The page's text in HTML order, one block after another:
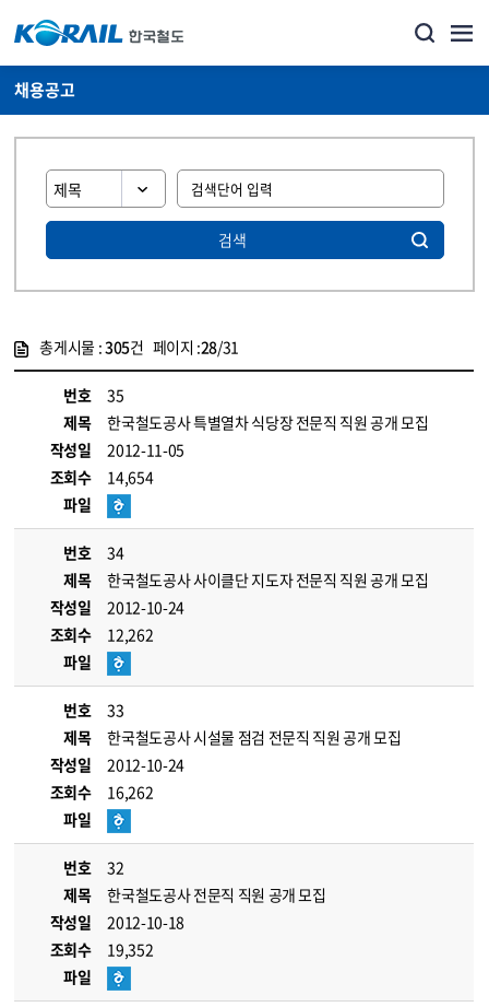
채용공고
검색
총게시물 :305건 페이지 :28/31
번호
35
제목
한국철도공사 특별열차 식당장 전문직 직원 공개 모집
작성일
2012-11-05
조회수
14,654
파일
번호
34
제목
한국철도공사 사이클단 지도자 전문직 직원 공개 모집
작성일
2012-10-24
조회수
12,262
파일
번호
33
제목
한국철도공사 시설물 점검 전문직 직원 공개 모집
작성일
2012-10-24
조회수
16,262
파일
번호
32
제목
한국철도공사 전문직 직원 공개 모집
작성일
2012-10-18
조회수
19,352
파일